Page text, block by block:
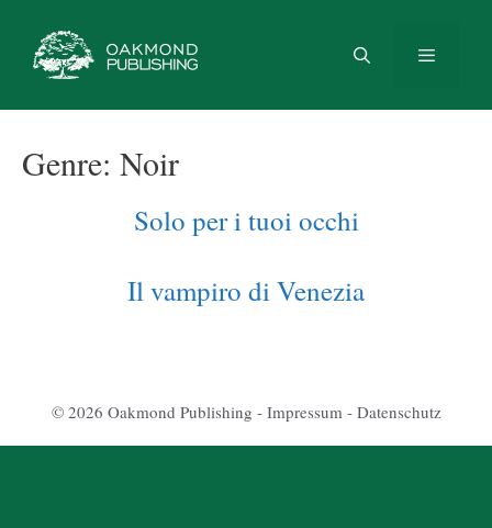
contenuto
Genre: Noir
Solo per i tuoi occhi
Il vampiro di Venezia
© 2026 Oakmond Publishing - Impressum- Datenschutz